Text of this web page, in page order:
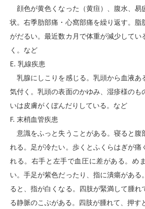
顔色が黄色くなった（黄疸）、腹水、易
状。右季肋部痛・心窩部痛を繰り返す。脂
がだるい。最近数カ月で体重が減少してい
く。など
E. 乳線疾患
乳腺にしこりを感じる。乳頭から血液あ
気付く。乳頭の表面のかゆみ、湿疹様のも
いは皮膚がくぼんだりしている。など
F. 末梢血管疾患
意識をふっと失うことがある。寝ると腹
れる。足が冷たい。歩くとふくらはぎが痛
れる。右手と左手で血圧に差がある。め
い。手足が紫色だったり、指に潰瘍がある
ると、指が白くなる。四肢が緊満して腫れ
る静脈のこぶがある。四肢が腫れて、押す